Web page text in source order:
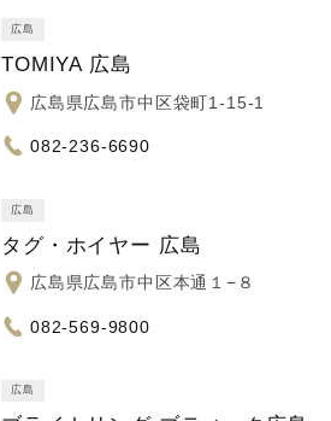
広島
TOMIYA 広島
広島県広島市中区袋町1-15-1
082-236-6690
広島
タグ・ホイヤー 広島
広島県広島市中区本通１−８
082-569-9800
広島